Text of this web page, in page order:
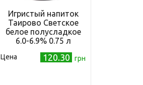
Игристый напиток
Таирово Светское
белое полусладкое
6.0-6.9% 0.75 л
Цена 120.30 грн